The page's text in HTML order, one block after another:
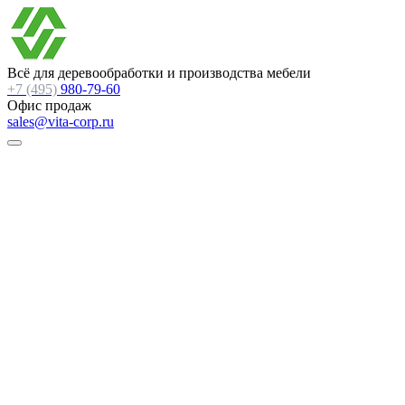
Всё для деревообработки и производства мебели
+7 (495) 980-79-60
Офис продаж
sales@vita-corp.ru